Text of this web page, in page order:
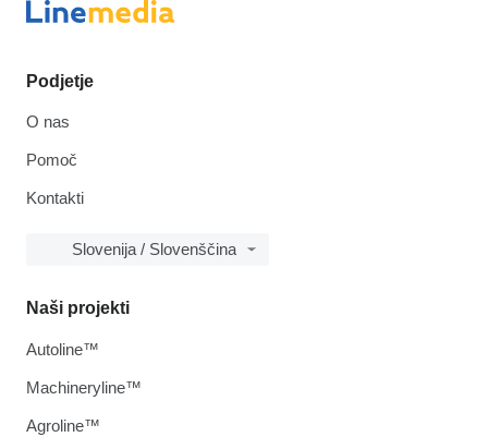
Podjetje
O nas
Pomoč
Kontakti
Slovenija / Slovenščina
Naši projekti
Autoline™
Machineryline™
Agroline™